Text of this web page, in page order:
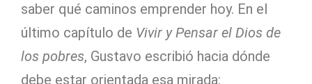
saber qué caminos emprender hoy. En el
último capítulo de Vivir y Pensar el Dios de
los pobres, Gustavo escribió hacia dónde
debe estar orientada esa mirada: